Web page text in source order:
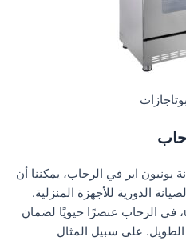
اير في الرحاب، يمكننا أن
الدورية للأجهزة المنزلية.
مثل تعتبر خدمة عملاء unionaire، في الرحاب عنصرًا حيويًا لضمان
الطويل. على سبيل المثال